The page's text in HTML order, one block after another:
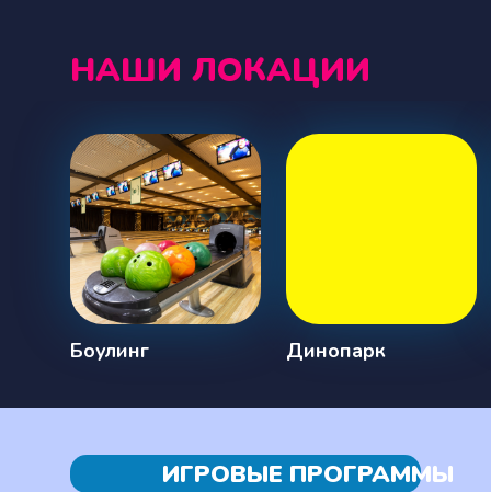
НАШИ ЛОКАЦИИ
Динопарк
Боулинг
ИГРОВЫЕ ПРОГРАММЫ